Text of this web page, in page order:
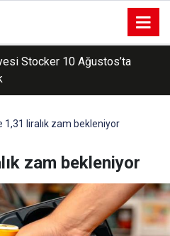
Stocker 10 Ağustos’ta
1,31 liralık zam bekleniyor
zam bekleniyor